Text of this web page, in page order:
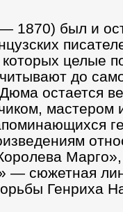
1870) был и
которых целые
до
остается
мастером
— сюжетная
Генриха